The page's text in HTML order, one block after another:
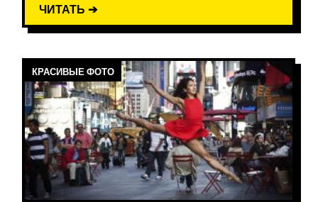
ЧИТАТЬ ➔
КРАСИВЫЕ ФОТО